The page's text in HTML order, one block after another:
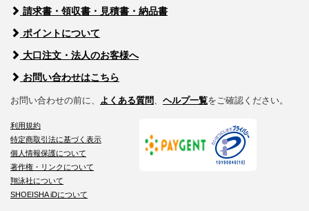
請求書・領収書・見積書・納品書
ポイントについて
大口注文・法人のお客様へ
お問い合わせはこちら
お問い合わせの前に、 よくある質問 ヘルプ一覧をご確認ください。
利用規約
特定商取引法に基づく表示
個人情報保護について
著作権・リンクについて
翔泳社について
SHOEISHA iDについて